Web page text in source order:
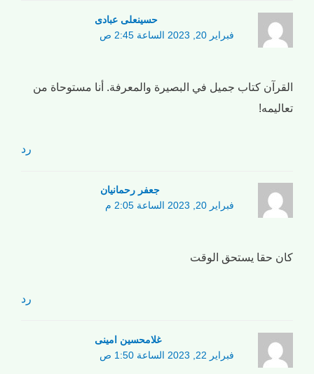
حسینعلی عبادی
فبراير 20, 2023 الساعة 2:45 ص
القرآن كتاب جميل في البصيرة والمعرفة. أنا مستوحاة من
تعاليمه!
رد
جعفر رحمانیان
فبراير 20, 2023 الساعة 2:05 م
كان حقا يستحق الوقت
رد
غلامحسین امینی
فبراير 22, 2023 الساعة 1:50 ص